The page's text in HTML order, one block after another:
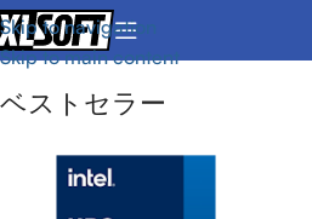
Skip to navigation
Skip to main content
ベストセラー